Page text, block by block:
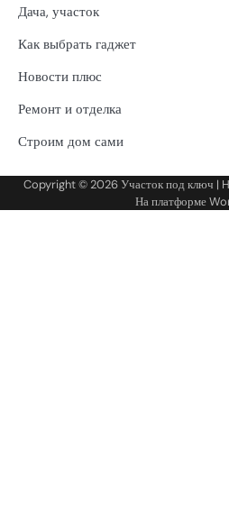
Дача, участок
Как выбрать гаджет
Новости плюс
Ремонт и отделка
Строим дом сами
Copyright © 2026Участок под ключ |
На платформе